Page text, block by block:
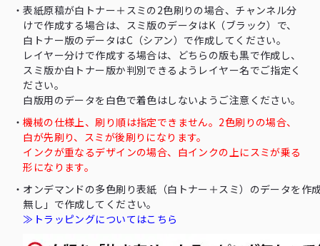
76
16,610 18,920 22,220 26,070 28,820 33,880
80
17,270 19,580 22,990 26,950 29,810 35,090
84
18,040 20,130 23,980 27,720 30,800 36,410
88
18,590
96
20,020 22,110 26,180 30,470
100
20,570 22,880
104
21,340 23,540 27,720 32,230 35,750 42,570
108
21,890 24,200 28,490 33,110
・表紙原稿が白トナー＋スミの2色刷りの場合、チャンネル分
けで作成する場合は、スミ版のデータはK（ブラック）で、
白トナー版のデータはC（シアン）で作成してください。
レイヤー分けで作成する場合は、どちらの版も黒で作成し、
スミ版か白トナー版か判別できるようレイヤー名でご指定く
ださい。
白版用のデータを白色で着色はしないようご注意ください。
・機械の仕様上、刷り順は指定できません。2色刷りの場合、
白が先刷り、スミが後刷りになります。
インクが重なるデザインの場合、白インクの上にスミが乗る
形になります。
・ オンデマンドの多色刷り表紙（白トナー＋スミ）のデータを作
無し」で作成してください。
≫トラッピングについてはこちら